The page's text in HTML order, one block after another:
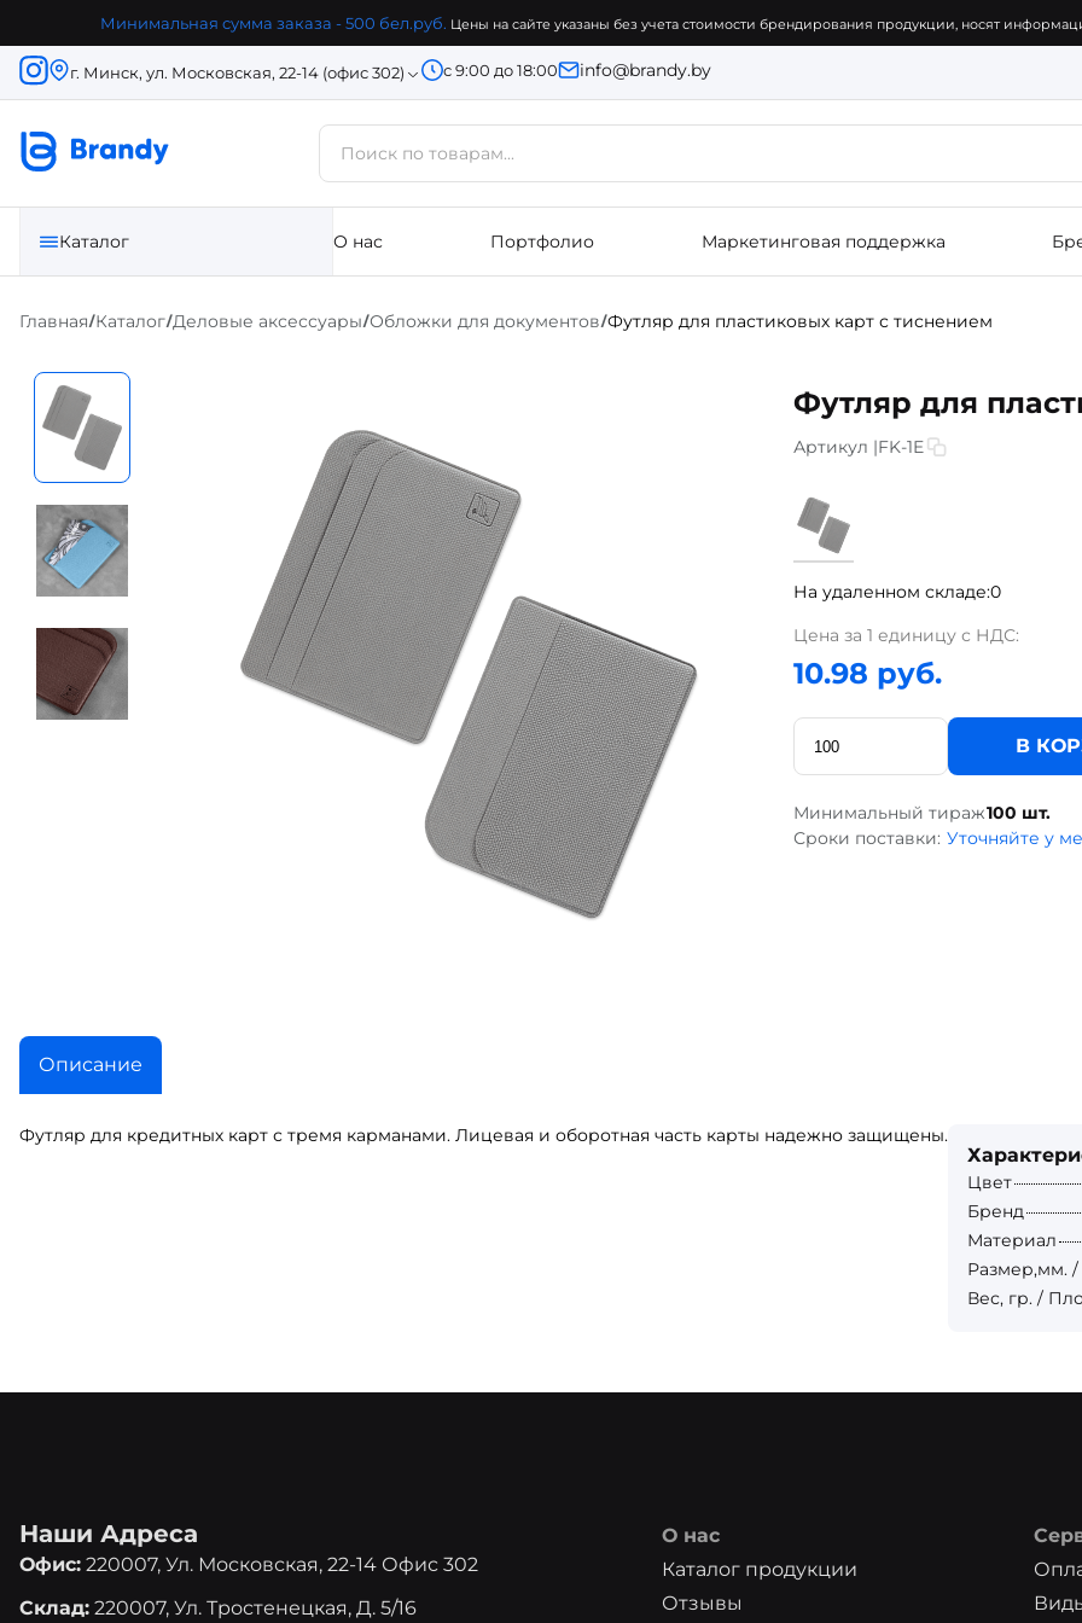
Минимальная сумма заказа - 500 бел.руб. Цены на сайте указаны без учета стоимости брендирования продукции, носят
г. Минск, ул. Московская, 22-14 (офис 302) с 9:00 до 18:00 info@brandy.by
Каталог О нас Портфолио Маркетинговая поддержка
Главная/Каталог/Деловые аксессуары/Обложки для документов/Футляр для пластиковых карт с тиснением
Футляр для
Артикул |FK-1E
На удаленном складе:0
Цена за 1 единицу с НДС:
10.98 руб.
В
Минимальный тираж100 шт.
Сроки поставки: Уточняйте у
Описание
Футляр для кредитных карт с тремя карманами. Лицевая и оборотная часть карты надежно защищены.
Цвет
Бренд
Материал
Размер,мм.
Вес, гр. /
Наши Адреса
Офис: 220007, Ул. Московская, 22-14 Офис 302
Склад: 220007, Ул. Тростенецкая, Д. 5/16
О нас
Каталог продукции
Отзывы